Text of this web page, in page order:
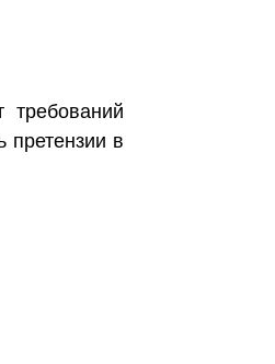
требований
претензии в